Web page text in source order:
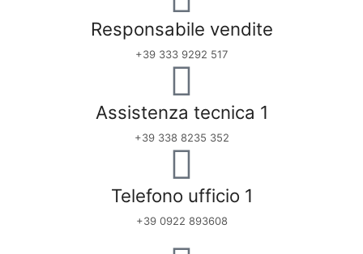
Responsabile vendite
+39 333 9292 517
Assistenza tecnica 1
+39 338 8235 352
Telefono ufficio 1
+39 0922 893608